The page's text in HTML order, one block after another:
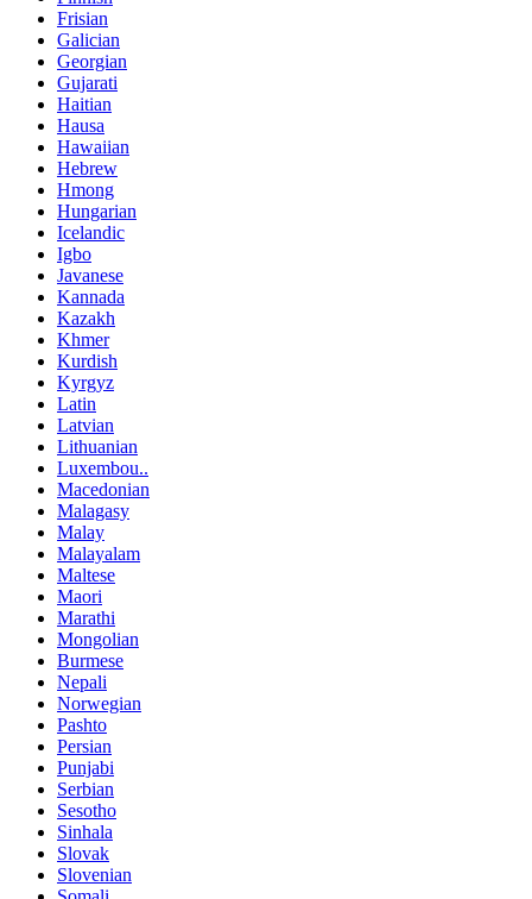
Frisian
Galician
Georgian
Gujarati
Haitian
Hausa
Hawaiian
Hebrew
Hmong
Hungarian
Icelandic
Igbo
Javanese
Kannada
Kazakh
Khmer
Kurdish
Kyrgyz
Latin
Latvian
Lithuanian
Luxembou..
Macedonian
Malagasy
Malay
Malayalam
Maltese
Maori
Marathi
Mongolian
Burmese
Nepali
Norwegian
Pashto
Persian
Punjabi
Serbian
Sesotho
Sinhala
Slovak
Slovenian